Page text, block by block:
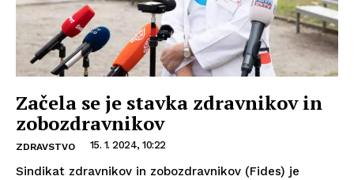
Začela se je stavka zdravnikov in
zobozdravnikov
ZDRAVSTVO 15. 1. 2024, 10:22
Sindikat zdravnikov in zobozdravnikov (Fides) je